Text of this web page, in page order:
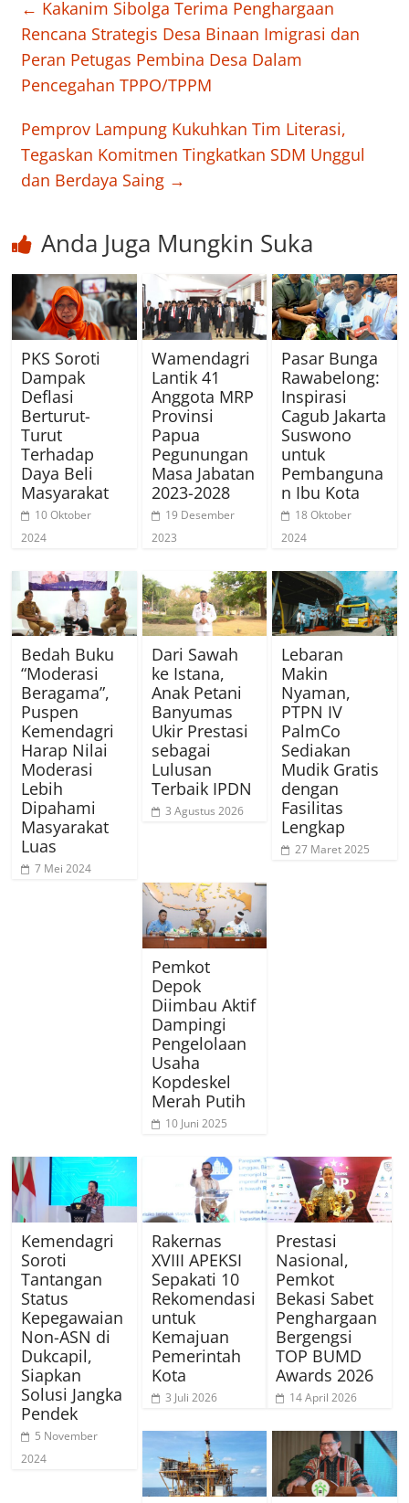
← Kakanim Sibolga Terima Penghargaan
Rencana Strategis Desa Binaan Imigrasi dan
Peran Petugas Pembina Desa Dalam
Pencegahan TPPO/TPPM
Pemprov Lampung Kukuhkan Tim Literasi,
Tegaskan Komitmen Tingkatkan SDM Unggul
dan Berdaya Saing →
Anda Juga Mungkin Suka
PKS Soroti
Dampak
Deflasi
Berturut-
Turut
Terhadap
Daya Beli
Masyarakat
10 Oktober
2024
Wamendagri
Lantik 41
Anggota MRP
Provinsi
Papua
Pegunungan
Masa Jabatan
2023-2028
19 Desember
2023
Pasar Bunga
Rawabelong:
Inspirasi
Cagub Jakarta
Suswono
untuk
Pembanguna
n Ibu Kota
18 Oktober
2024
Bedah Buku
“Moderasi
Beragama”,
Puspen
Kemendagri
Harap Nilai
Moderasi
Lebih
Dipahami
Masyarakat
Luas
7 Mei 2024
Dari Sawah
ke Istana,
Anak Petani
Banyumas
Ukir Prestasi
sebagai
Lulusan
Terbaik IPDN
3 Agustus 2026
Lebaran
Makin
Nyaman,
PTPN IV
PalmCo
Sediakan
Mudik Gratis
dengan
Fasilitas
Lengkap
27 Maret 2025
Pemkot
Depok
Diimbau Aktif
Dampingi
Pengelolaan
Usaha
Kopdeskel
Merah Putih
10 Juni 2025
Kemendagri
Soroti
Tantangan
Status
Kepegawaian
Non-ASN di
Dukcapil,
Siapkan
Solusi Jangka
Pendek
5 November
2024
Rakernas
XVIII APEKSI
Sepakati 10
Rekomendasi
untuk
Kemajuan
Pemerintah
Kota
3 Juli 2026
Prestasi
Nasional,
Pemkot
Bekasi Sabet
Penghargaan
Bergengsi
TOP BUMD
Awards 2026
14 April 2026